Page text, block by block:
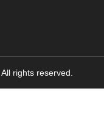
rights reserved.